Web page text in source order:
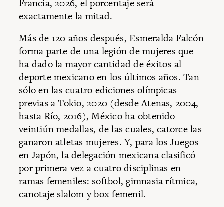
Francia, 2026, el porcentaje será
exactamente la mitad.
Más de 120 años después, Esmeralda Falcón
forma parte de una legión de mujeres que
ha dado la mayor cantidad de éxitos al
deporte mexicano en los últimos años. Tan
sólo en las cuatro ediciones olímpicas
previas a Tokio, 2020 (desde Atenas, 2004,
hasta Río, 2016), México ha obtenido
veintiún medallas, de las cuales, catorce las
ganaron atletas mujeres. Y, para los Juegos
en Japón, la delegación mexicana clasificó
por primera vez a cuatro disciplinas en
ramas femeniles: softbol, gimnasia rítmica,
canotaje slalom y box femenil.